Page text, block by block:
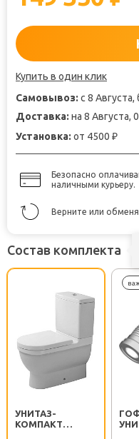
Купить в один клик
Самовывоз: с 8
Доставка: на 8 Августа, 0
Установка: от 4500 ₽
Безопасно
наличными курьеру.
Верните или
Состав комплекта
УНИТАЗ-
КОМПАКТ